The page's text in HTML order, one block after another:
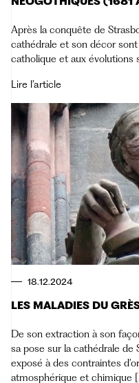
Après la conquête de
cathédrale et son décor
catholique et aux évolutions
Lire l’article
18.12.2024
LES MALADIES DU
De son extraction à son
sa pose sur la cathédrale de
exposé à des contraintes
atmosphérique et chimique